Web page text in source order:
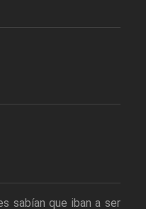
sabían que iban a ser